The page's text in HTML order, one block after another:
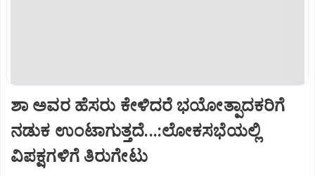
ಶಾ ಅವರ ಹೆಸರು ಕೇಳಿದರೆ ಭಯೋತ್ಪಾದಕರಿಗೆ
ನಡುಕ ಉಂಟಾಗುತ್ತದೆ...:ಲೋಕಸಭೆಯಲ್ಲಿ
ವಿಪಕ್ಷಗಳಿಗೆ ತಿರುಗೇಟು